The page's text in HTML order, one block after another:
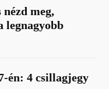
nézd meg,
legnagyobb
én: 4 csillagjegy